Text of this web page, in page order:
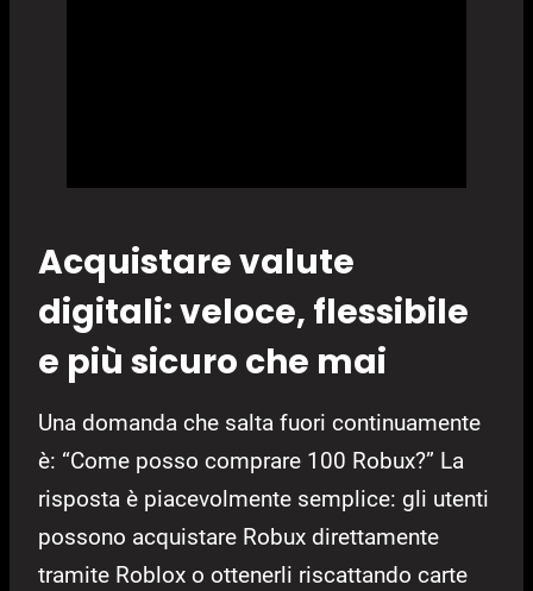
Acquistare valute
digitali: veloce, flessibile
e più sicuro che mai
Una domanda che salta fuori continuamente
è: “Come posso comprare 100 Robux?” La
risposta è piacevolmente semplice: gli utenti
possono acquistare Robux direttamente
tramite Roblox o ottenerli riscattando carte